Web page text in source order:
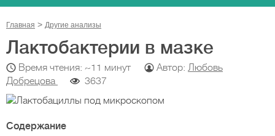
Главная Другие анализы
Лактобактерии в мазке
Время чтения: ~11 минут Автор: Любовь
Добрецова
3637
Содержание